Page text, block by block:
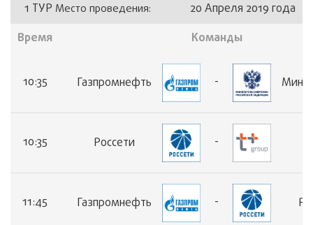
1 ТУР Место проведения:
20 Апреля 2019 года
Время
Команды
10:35 Газпромнефть -
10:35 Россети -
11:45 Газпромнефть -